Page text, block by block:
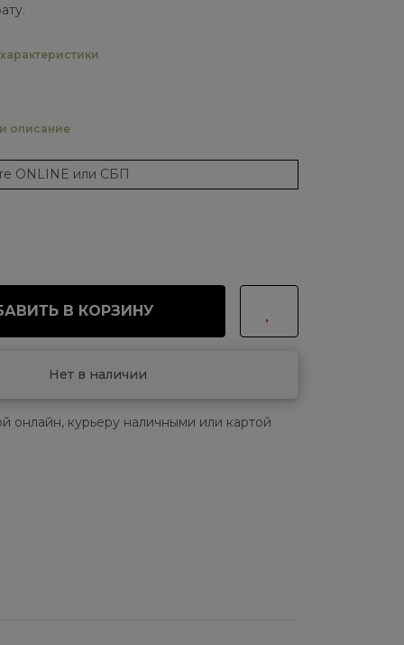
описание
ONLINE или СБП
В КОРЗИНУ
Нет в наличии
онлайн, курьеру наличными или картой